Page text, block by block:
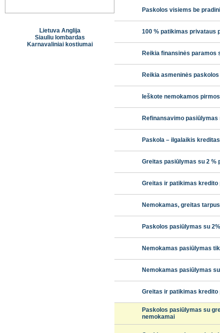
Lietuva Anglija
Siauliu lombardas
Karnavaliniai kostiumai
Paskolos visiems be
100 % patikimas privataus
Reikia finansinės paramos
Reikia asmeninės
Ieškote nemokamos
Refinansavimo
Paskola – ilgalaikis
Greitas pasiūlymas su 2 %
Greitas ir patikimas
Nemokamas, greitas
Paskolos pasiūlymas su
Nemokamas pasiūlymas
Nemokamas pasiūlymas
Greitas ir patikimas
Paskolos pasiūlymas su
nemokamai